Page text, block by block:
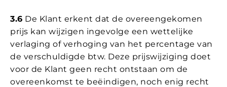
3.6 De Klant erkent dat de overeengekomen
prijs kan wijzigen ingevolge een wettelijke
verlaging of verhoging van het percentage van
de verschuldigde btw. Deze prijswijziging doet
voor de Klant geen recht ontstaan om de
overeenkomst te beëindigen, noch enig recht